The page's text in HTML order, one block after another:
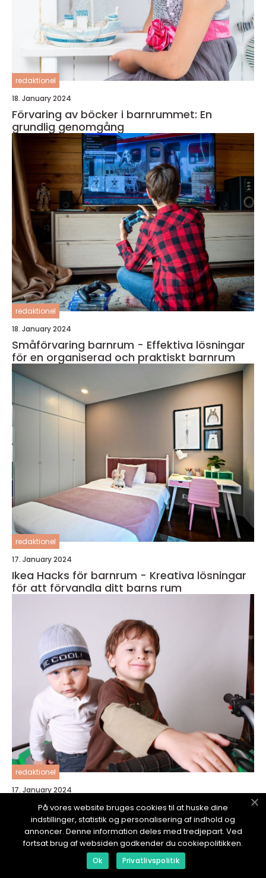
redaktionel
18. January 2024
Förvaring av böcker i barnrummet: En
grundlig genomgång
redaktionel
18. January 2024
Småförvaring barnrum - Effektiva lösningar
för en organiserad och praktiskt barnrum
redaktionel
17. January 2024
Ikea Hacks för barnrum - Kreativa lösningar
för att förvandla ditt barns rum
redaktionel
17. January 2024
Posters för barnrum med djurmotiv
På vores website bruges cookies til at huske dine
indstillinger, statistik og personalisering af indhold og
annoncer. Denne information deles med tredjepart. Ved
fortsat brug af websiden godkender du cookiepolitikken.
Ok Privatlivspolitik